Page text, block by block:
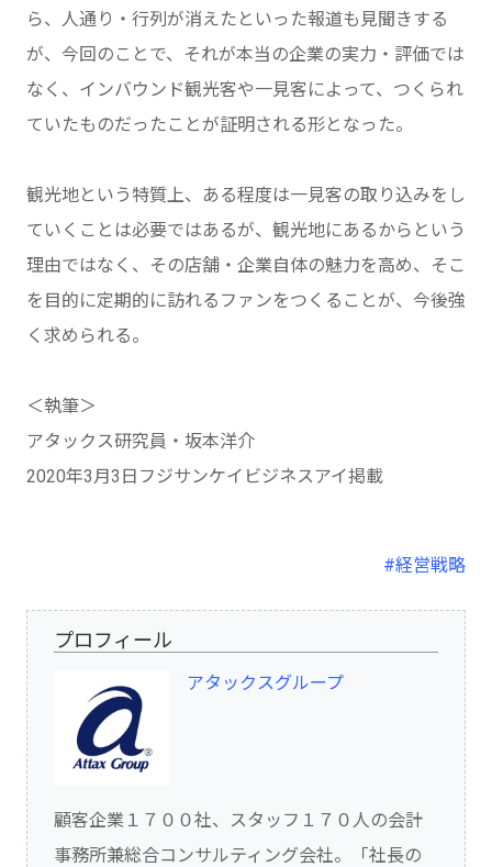
ら、人通り・行列が消えたといった報道も見聞きする
が、今回のことで、それが本当の企業の実力・評価では
なく、インバウンド観光客や一見客によって、つくられ
ていたものだったことが証明される形となった。
観光地という特質上、ある程度は一見客の取り込みをし
ていくことは必要ではあるが、観光地にあるからという
理由ではなく、その店舗・企業自体の魅力を高め、そこ
を目的に定期的に訪れるファンをつくることが、今後強
く求められる。
＜執筆＞
アタックス研究員・坂本洋介
2020年3月3日フジサンケイビジネスアイ掲載
#経営戦略
プロフィール
アタックスグループ
顧客企業１７００社、スタッフ１７０人の会計
事務所兼総合コンサルティング会社。「社長の